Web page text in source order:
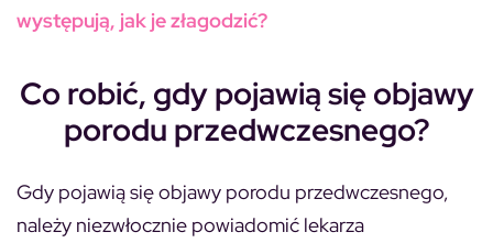
występują, jak je złagodzić?
Co robić, gdy pojawią się objawy
porodu przedwczesnego?
Gdy pojawią się objawy porodu przedwczesnego,
należy niezwłocznie powiadomić lekarza